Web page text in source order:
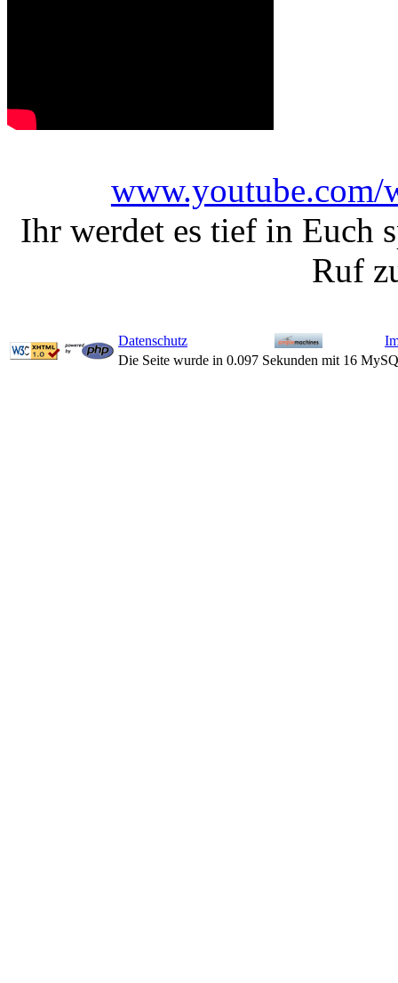
www.youtube.com/
Ihr werdet es tief in Euch
Ruf
Datenschutz
Die Seite wurde in 0.097 Sekunden mit 16